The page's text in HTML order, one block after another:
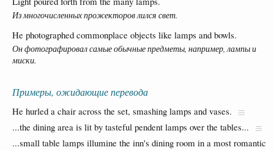
Из многочисленных прожекторов лился свет.
He photographed commonplace objects like lamps and bowls.
Он фотографировал самые обычные предметы, например, лампы и
миски.
Примеры, ожидающие перевода
He hurled a chair across the set, smashing lamps and vases.
...the dining area is lit by tasteful pendent lamps over the tables...
...small table lamps illumine the inn's dining room in a most romantic